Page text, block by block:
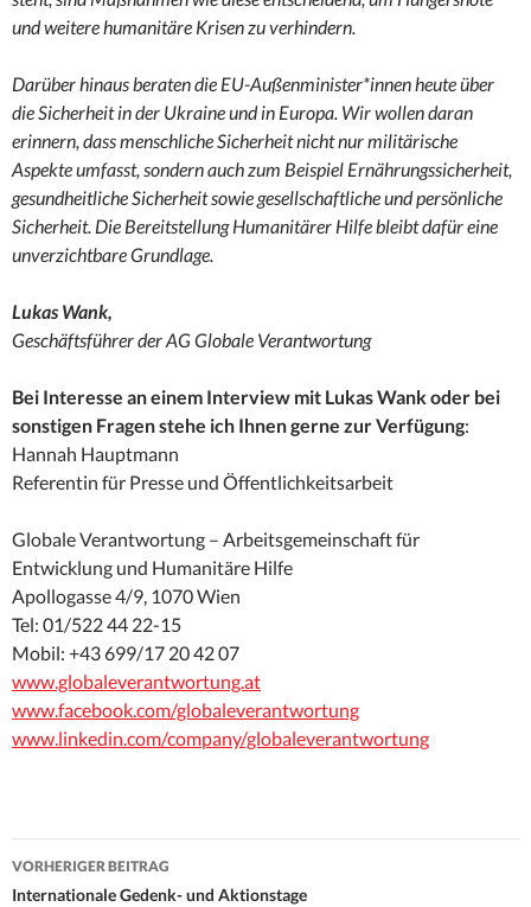
und weitere humanitäre Krisen zu verhindern.
Darüber hinaus beraten die EU-Außenminister*innen heute über
die Sicherheit in der Ukraine und in Europa. Wir wollen daran
erinnern, dass menschliche Sicherheit nicht nur militärische
Aspekte umfasst, sondern auch zum Beispiel Ernährungssicherheit,
gesundheitliche Sicherheit sowie gesellschaftliche und persönliche
Sicherheit. Die Bereitstellung Humanitärer Hilfe bleibt dafür eine
unverzichtbare Grundlage.
Lukas Wank,
Geschäftsführer der AG Globale Verantwortung
Bei Interesse an einem Interview mit Lukas Wank oder bei
sonstigen Fragen stehe ich Ihnen gerne zur Verfügung:
Hannah Hauptmann
Referentin für Presse und Öffentlichkeitsarbeit
Globale Verantwortung – Arbeitsgemeinschaft für
Entwicklung und Humanitäre Hilfe
Apollogasse 4/9, 1070 Wien
Tel: 01/522 44 22-15
Mobil: +43 699/17 20 42 07
www.globaleverantwortung.at
www.facebook.com/globaleverantwortung
www.linkedin.com/company/globaleverantwortung
Beitrags-
Navigation
VORHERIGER BEITRAG
Internationale Gedenk- und Aktionstage